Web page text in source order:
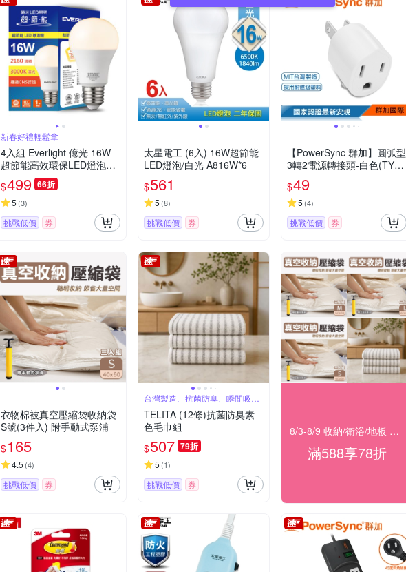
新春好禮輕鬆拿
4入組 Everlight 億光 16W
超節能高效環保LED燈泡
(白光/黃光/自然光)
$499 66折
5 (3)
挑戰低價 券
太星電工 (6入) 16W超節能
LED燈泡/白光 A816W*6
$561
5 (8)
挑戰低價 券
【PowerSync 群加】圓弧型
3轉2電源轉接頭-白色(TYA3
91)
$49
5 (4)
挑戰低價 券
衣物棉被真空壓縮袋收納袋-
S號(3件入) 附手動式泵浦
$165
4.5 (4)
挑戰低價 券
台灣製造、抗菌防臭、瞬間吸
水、觸感柔軟
TELITA (12條)抗菌防臭素
色毛巾組
$507 79折
5 (1)
挑戰低價 券
8/3-8/9 收納/衛浴/地板 滿588享78折
滿588享78折